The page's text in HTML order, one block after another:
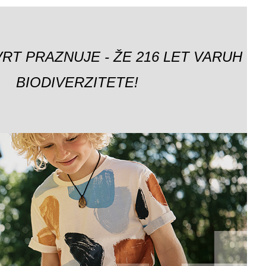
PRAZNUJE - ŽE 216 LET VARUH
BIODIVERZITETE!